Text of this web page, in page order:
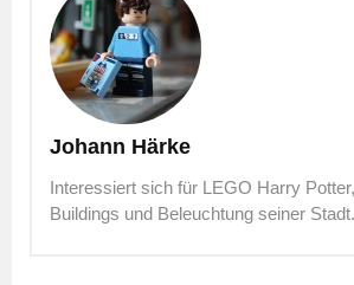
Johann Härke
Interessiert sich für LEGO Harry
Buildings und Beleuchtung seiner Stadt.